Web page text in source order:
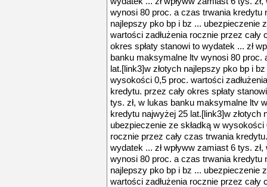
wynosi 80 proc. a czas trwania kredytu
najlepszy pko bp i bz ... ubezpieczenie
wartości zadłużenia rocznie przez cały
okres spłaty stanowi to wydatek ... zł
banku maksymalne ltv wynosi 80
lat.[link3]w złotych najlepszy pko bp i
wysokości 0,5 proc. wartości
kredytu. przez cały okres spłaty
tys. zł, w lukas banku maksymalne ltv
kredytu najwyżej 25 lat.[link3]w złotych
ubezpieczenie ze składką w
rocznie przez cały czas trwania
wydatek ... zł wpływw zamiast 6 tys.
wynosi 80 proc. a czas trwania kredytu
najlepszy pko bp i bz ... ubezpieczenie
wartości zadłużenia rocznie przez cały